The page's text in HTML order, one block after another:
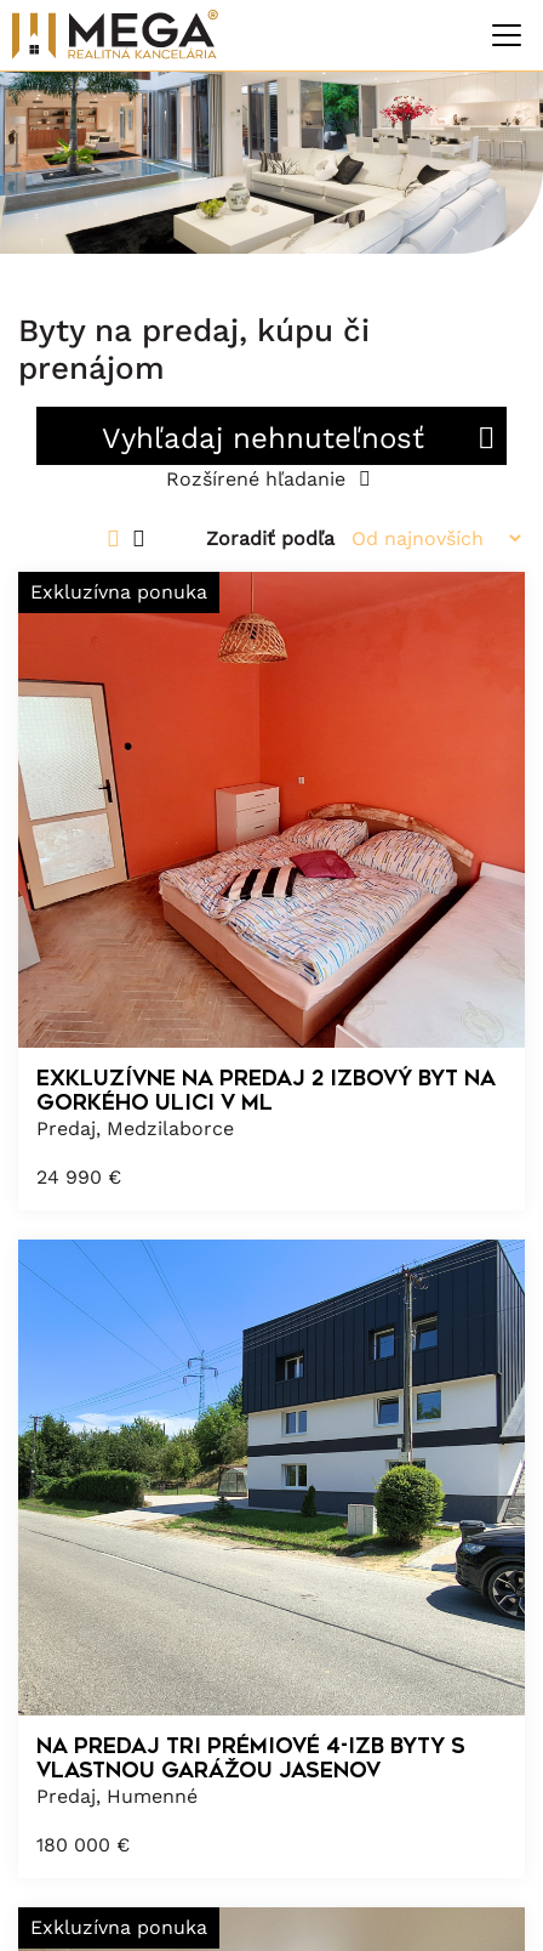
Byty na predaj, kúpu či
prenájom
Vyhľadaj nehnuteľnosť
Rozšírené hľadanie
Zoradiť podľa
Exkluzívna ponuka
EXKLUZÍVNE NA PREDAJ 2 izbový byt na
Gorkého ulici v ML
Predaj, Medzilaborce
24 990 €
NA PREDAJ TRI PRÉMIOVÉ 4-izb BYTY S
VLASTNOU GARÁŽOU JASENOV
Predaj, Humenné
180 000 €
Exkluzívna ponuka